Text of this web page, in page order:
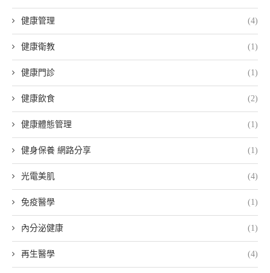
健康管理 (4)
健康衛教 (1)
健康門診 (1)
健康飲食 (2)
健康體態管理 (1)
健身保養 網路分享 (1)
光電美肌 (4)
免疫醫學 (1)
內分泌健康 (1)
再生醫學 (4)